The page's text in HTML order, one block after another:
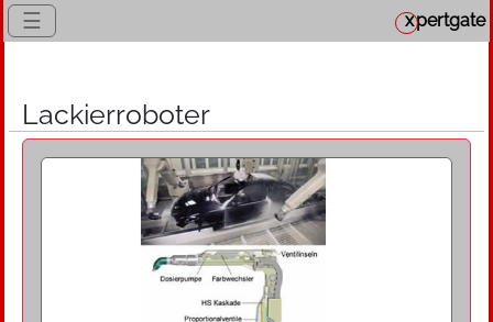
☰ xpertgate
Lackierroboter